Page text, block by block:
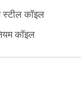
स्टील कॉइल
कॉइल